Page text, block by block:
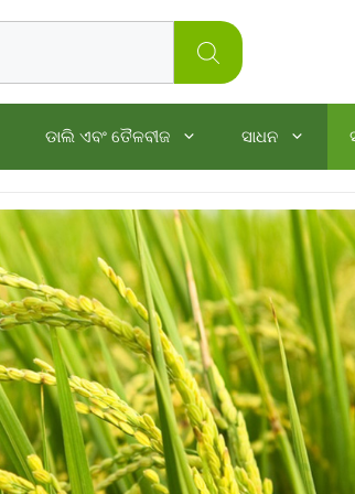
ଡାଲି ଏବଂ ତୈଳବୀଜ ସାଧନ